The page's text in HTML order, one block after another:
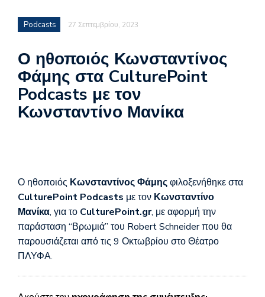
Podcasts 27 Σεπτεμβρίου, 2023
Ο ηθοποιός Κωνσταντίνος
Φάμης στα CulturePoint
Podcasts με τον
Κωνσταντίνο Μανίκα
Ο ηθοποιός Κωνσταντίνος Φάμηςφιλοξενήθηκε στα
CulturePoint Podcasts με τον Κωνσταντίνο
Μανίκα, για το CulturePoint.gr, με αφορμή την
παράσταση “Βρωμιά” του Robert Schneider που θα
παρουσιάζεται από τις 9 Οκτωβρίου στο Θέατρο
ΠΛΥΦΑ.